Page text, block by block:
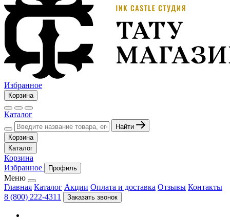
Избранное
Корзина
Каталог
Найти
Корзина
Каталог
Корзина
Избранное
Профиль
Меню
Главная Каталог Акции Оплата и доставка Отзывы Контакты
8 (800) 222-4311
Заказать звонок